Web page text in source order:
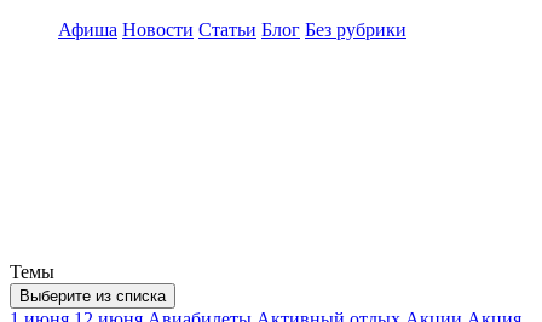
Афиша Новости Статьи Блог Без рубрики
Темы
Выберите из списка